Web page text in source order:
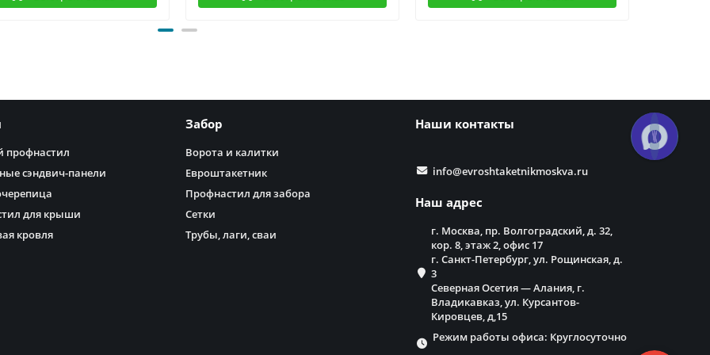
профнастил
сэндвич-панели
для крыши
кровля
Забор
Ворота и калитки
Евроштакетник
Профнастил для забора
Сетки
Трубы, лаги, сваи
Наши контакты
info@evroshtaketnikmoskva.ru
Наш адрес
г. Москва, пр. Волгоградский, д. 32,
кор. 8, этаж 2, офис 17
г. Санкт-Петербург, ул. Рощинская, д.
3
Северная Осетия — Алания, г.
Владикавказ, ул. Курсантов-
Кировцев, д,15
Режим работы офиса: Круглосуточно